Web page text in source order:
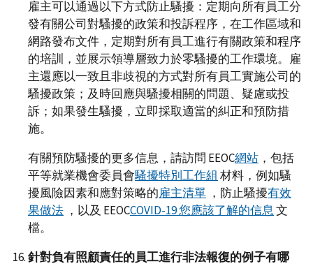
雇主可以通過以下方式防止騷擾：定期向所有員工分
發有關公司對騷擾的政策和投訴程序，在工作區域和
網路發布文件，定期對所有員工進行有關政策和程序
的培訓，並展示領導層致力於零騷擾的工作環境。雇
主還應以一致且非歧視的方式對所有員工實施公司的
騷擾政策；及時回應與騷擾相關的問題、疑慮或投
訴；如果發生騷擾，立即採取適當的糾正和預防措
施。
有關預防騷擾的更多信息，請訪問 EEOC網站 ，包括
平等就業機會委員會騷擾特別工作組 材料，例如騷
擾風險因素和應對策略的雇主清單 ，防止騷擾有效
果做法 ，以及 EEOCCOVID-19 您應該了解的信息文
檔。
針對負有照顧責任的員工進行非法報復的例子有哪